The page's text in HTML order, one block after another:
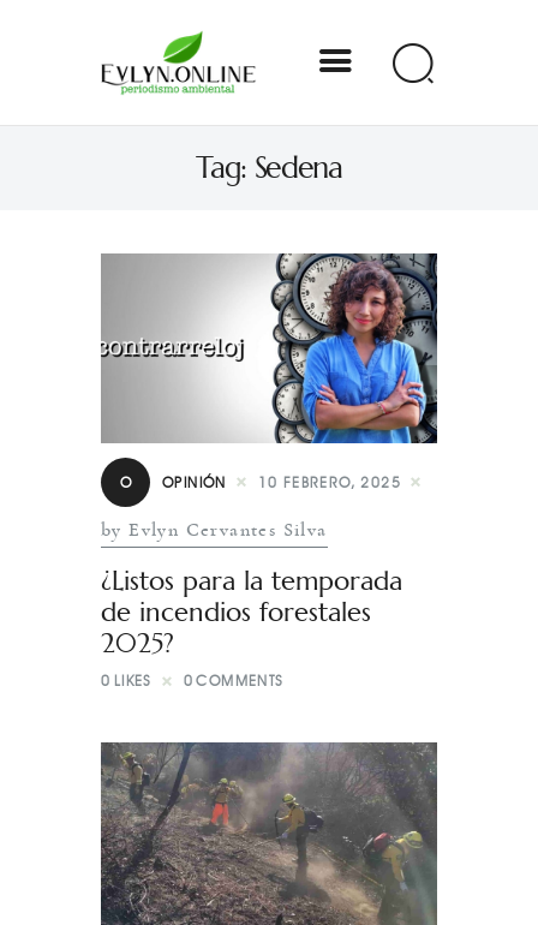
Tag: Sedena
Evlyn Online
Periodismo para autogobernarse
Internacional
Nacional
Estados
Especial
O OPINIÓN 10 FEBRERO, 2025
by Evlyn Cervantes Silva
¿Listos para la temporada
de incendios forestales
2025?
0 LIKES 0 COMMENTS